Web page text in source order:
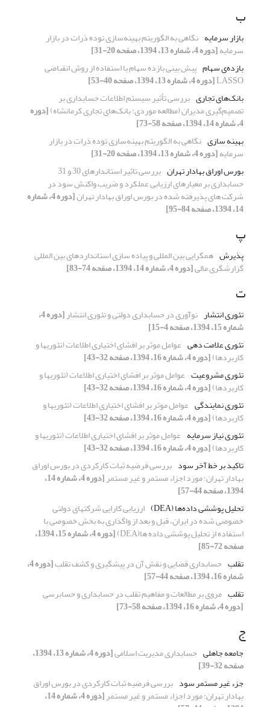
ب
بازار سرمایه نگاهی به الگوریتم بهینه‌سازی توده ‌ذرات در بازار
سرمایه[دوره 4، شماره 13، 1394، صفحه 20-31]
بازده‌ی سهام پیش بینی بازده سهام با استفاده از روش انقباضی
LASSO[دوره 4، شماره 13، 1394، صفحه 40-53]
بانک‌های تجاری بررسی تأثیر سیستم اطلاعات حسابداری بر
تصمیم‌گیری مدیران (مطالعه موردی: بانک‌های تجاری کرمانشاه)[دوره
4، شماره 14، 1394، صفحه 58-73]
بهینه سازی نگاهی به الگوریتم بهینه‌سازی توده ‌ذرات در بازار
سرمایه[دوره 4، شماره 13، 1394، صفحه 20-31]
بورس اوراق بهادار تهران
بررسی تاثیر استاندارهای 30 و 31
حسابداری بر معیارهای ارزیابی عملکرد و ضریب واکنش سود در
شرکت های پذیرفته شده در بورس اوراق بهادار تهران [دوره 4، شماره
14، 1394، صفحه 84-95]
پ
پذیرش همگرایی بین المللی و پیاده سازی استانداردهای بین المللی
گزارشگری مالی[دوره 4، شماره 14، 1394، صفحه 74-83]
ت
تئوری انتشار نوآوری در حسابداری دولتی و تئوری انتشار [دوره 4،
شماره 15، 1394، صفحه 4-15]
تئوری علامت دهی عوامل موثر بر افشای اختیاری اطلاعات (تئوریها و
کاربردها)[دوره 4، شماره 16، 1394، صفحه 32-43]
تئوری مشروعیت عوامل موثر بر افشای اختیاری اطلاعات (تئوریها و
کاربردها)[دوره 4، شماره 16، 1394، صفحه 32-43]
تئوری نمایندگی عوامل موثر بر افشای اختیاری اطلاعات (تئوریها و
کاربردها)[دوره 4، شماره 16، 1394، صفحه 32-43]
تئوری نیاز سرمایه عوامل موثر بر افشای اختیاری اطلاعات (تئوریها و
کاربردها)[دوره 4، شماره 16، 1394، صفحه 32-43]
تاکید بر خط آخر سود بررسی فرضیه ثبات کارکردی در بورس اوراق
بهادار تهران؛ مورد اجزاء مستمر و غیر مستمر [دوره 4، شماره 14،
1394، صفحه 44-57]
تحلیل پوششی داده‌ها (DEA)
ارزیابی کارایی شرکت‏های دولتی
خصوصی شده در ایران، قبل و بعد از واگذاری به بخش خصوصی با
استفاده از تحلیل پوششی داده ها(DEA) [دوره 4، شماره 15، 1394،
صفحه 72-85]
تقلب حسابداری قضایی و نقش آن در پیشگیری و کشف تقلب [دوره 4،
شماره 16، 1394، صفحه 44-57]
تقلب مروی بر مطالعات و مفاهیم تقلب در حسابداری و حسابرسی
[دوره 4، شماره 16، 1394، صفحه 58-73]
ج
جامعه جاهلی حسابداری مدیریت اسلامی [دوره 4، شماره 13، 1394،
صفحه 32-39]
جزء غیر مستمر سود بررسی فرضیه ثبات کارکردی در بورس اوراق
بهادار تهران؛ مورد اجزاء مستمر و غیر مستمر [دوره 4، شماره 14،